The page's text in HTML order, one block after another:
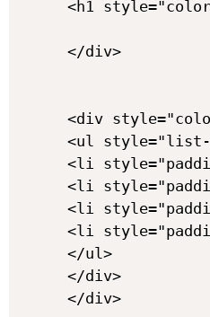
<h1
</div>
<div style="color:#333333; 	font-size:18px;	font-weight:500;
<ul style="list-
<li
<li
<li
<li
</ul>
</div>
</div>